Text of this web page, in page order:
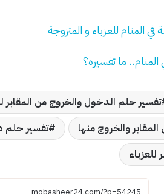
في المنام للعزباء و المتزوجة
ما تفسيره؟
تفسير حلم الدخول والخروج من المقابر
والخروج منها
تفسير حلم
للعزباء